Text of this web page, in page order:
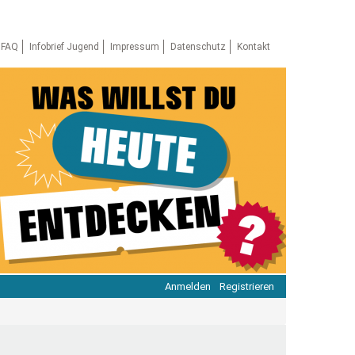
FAQ Infobrief Jugend Impressum Datenschutz Kontakt
Anmelden Registrieren